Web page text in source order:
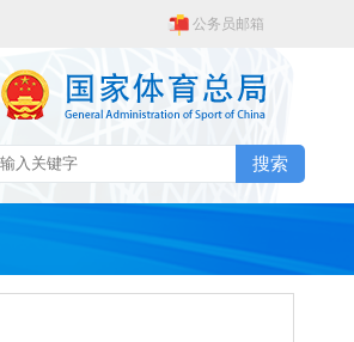
公务员邮箱
搜索